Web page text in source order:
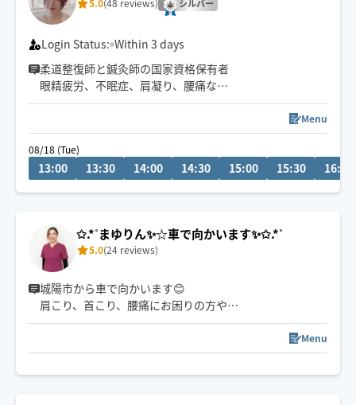
🌟身体を見極めた施術を心掛け、
同業セラピストからもご指名頂いてます。
5.0(48 reviews) シルバー
Login Status: Within 3 days
柔道整復師と鍼灸師の国家資格保有者
眼精疲労、不眠症、肩凝り、腰痛など
どんなお体のお悩みにも対応します🍀
Menu
08/18 (Tue)
13:00 13:30 14:00 14:30 15:00 15:30 16:00
✩.*˚まゆりん✨☆車で向かいます✨✩.*˚
5.0(24 reviews)
城陽市から車で向かいます😊
肩こり、首こり、腰痛にお困りの方や
ストレッチがお好きな方はストレッチを入れながらの施
タイ式で培った技術を活かしながら
強め弱めお好みの強さに対応します。
Menu